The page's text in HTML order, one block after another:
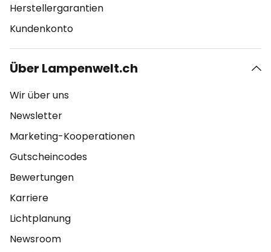
Herstellergarantien
Kundenkonto
Über Lampenwelt.ch
Wir über uns
Newsletter
Marketing-Kooperationen
Gutscheincodes
Bewertungen
Karriere
Lichtplanung
Newsroom